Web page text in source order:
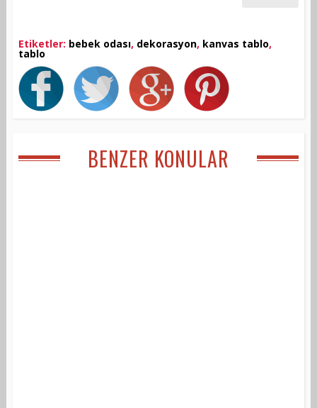
Etiketler: bebek odası, dekorasyon, kanvas tablo,
tablo
BENZER KONULAR